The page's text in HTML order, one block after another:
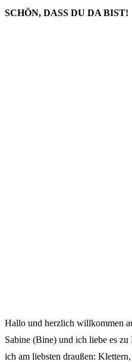
SCHÖN, DASS DU DA BIST!
Hallo und herzlich willkommen
Sabine (Bine) und ich liebe es
ich am liebsten draußen: